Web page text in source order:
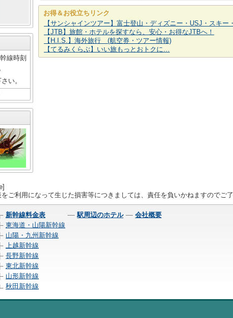
お得＆お役立ちリンク
【サンシャインツアー】富士登山・ディズニー・USJ・スキー
【JTB】旅館・ホテルを探すなら、安心・お得なJTBへ！
【H.I.S.】海外旅行 (航空券・ツアー情報)
【てるみくらぶ】いい旅もっとおトクに…
線時刻
い。
ご利用になって生じた損害等につきましては、責任を負いかねますのでご了
新幹線料金表
東海道・山陽新幹線
山陽・九州新幹線
上越新幹線
長野新幹線
東北新幹線
山形新幹線
秋田新幹線
駅周辺のホテル 会社概要